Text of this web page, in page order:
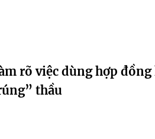
rõ việc dùng hợp
thầu